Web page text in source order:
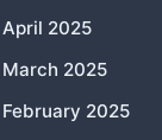
April 2025
March 2025
February 2025